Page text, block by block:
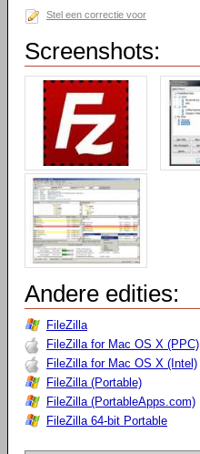
Stel een correctie voor
Screenshots:
Andere edities:
FileZilla
FileZilla for Mac OS X (PPC)
FileZilla for Mac OS X (Intel)
FileZilla (Portable)
FileZilla (PortableApps.com)
FileZilla 64-bit Portable